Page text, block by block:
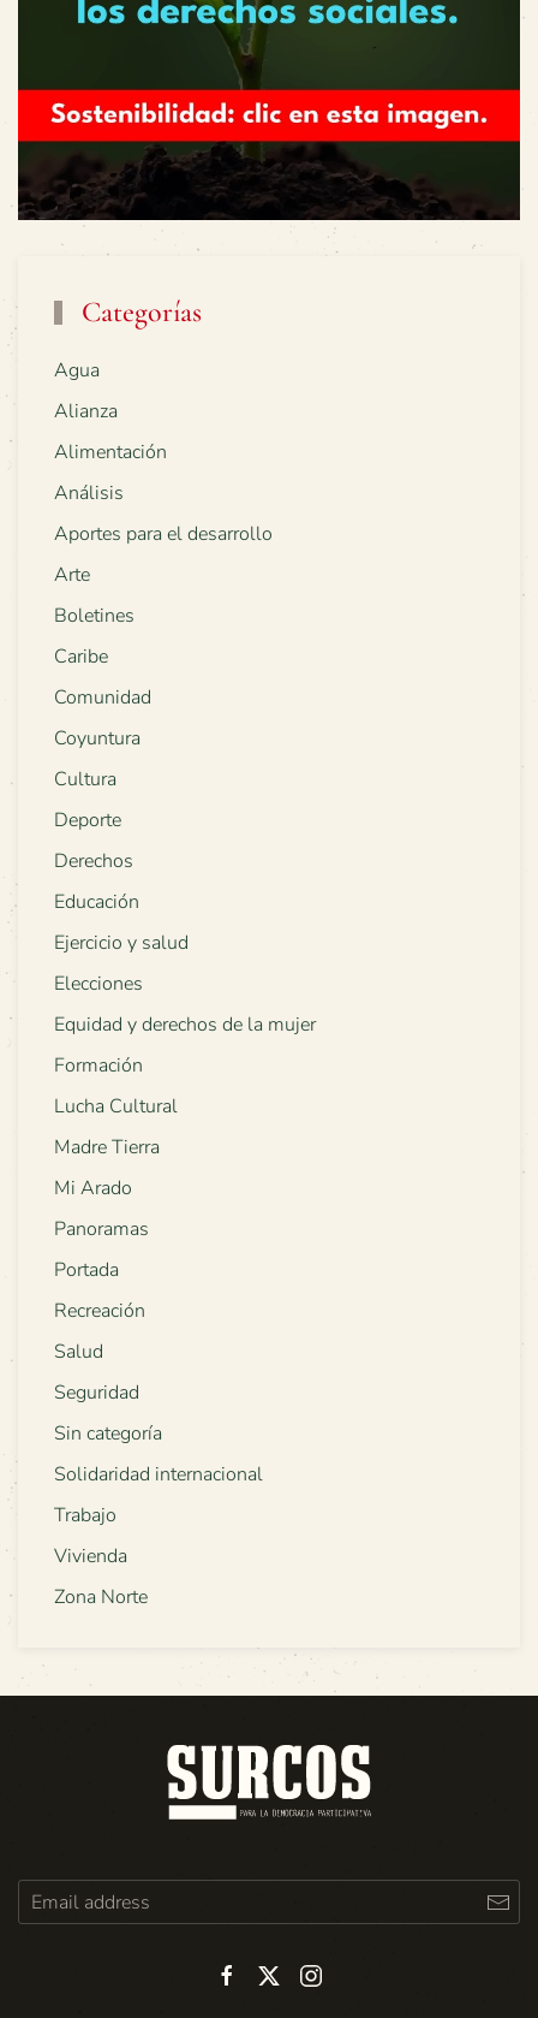
Categorías
Agua
Alianza
Alimentación
Análisis
Aportes para el desarrollo
Arte
Boletines
Caribe
Comunidad
Coyuntura
Cultura
Deporte
Derechos
Educación
Ejercicio y salud
Elecciones
Equidad y derechos de la mujer
Formación
Lucha Cultural
Madre Tierra
Mi Arado
Panoramas
Portada
Recreación
Salud
Seguridad
Sin categoría
Solidaridad internacional
Trabajo
Vivienda
Zona Norte